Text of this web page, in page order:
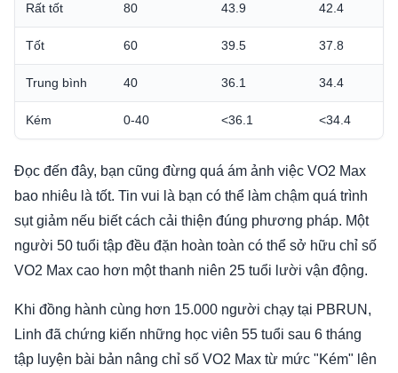
Rất tốt 80 43.9 42.4
Tốt 60 39.5 37.8
Trung bình 40 36.1 34.4
Kém 0-40 <36.1 <34.4
Đọc đến đây, bạn cũng đừng quá ám ảnh việc VO2 Max
bao nhiêu là tốt. Tin vui là bạn có thể làm chậm quá trình
sụt giảm nếu biết cách cải thiện đúng phương pháp. Một
người 50 tuổi tập đều đặn hoàn toàn có thể sở hữu chỉ số
VO2 Max cao hơn một thanh niên 25 tuổi lười vận động.
Khi đồng hành cùng hơn 15.000 người chạy tại PBRUN,
Linh đã chứng kiến những học viên 55 tuổi sau 6 tháng
tập luyện bài bản nâng chỉ số VO2 Max từ mức "Kém" lên